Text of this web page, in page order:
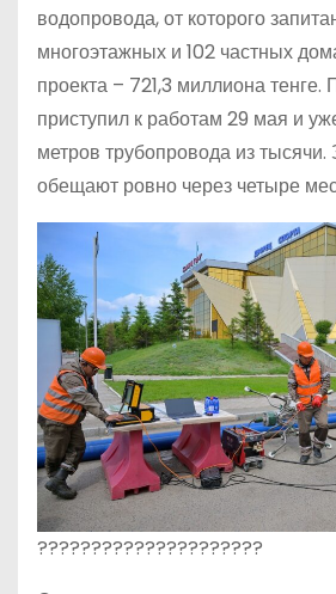
водопровода, от которого
многоэтажных и 102 частных
проекта – 721,3 миллиона тенге.
приступил к работам 29 мая и
метров трубопровода из
обещают ровно через четыре
?????????????????????